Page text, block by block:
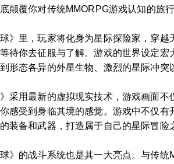
颠覆你对传统MMORPG游戏认知的旅行
》里，玩家将化身为星际探险家，穿
待你去征服与了解。游戏的世界设定
到形态各异的外星生物、激烈的星际冲
》采用最新的虚拟现实技术，游戏画面
感受到身临其境的感觉。游戏中不仅
装备和武器，打造属于自己的星际冒险
》的战斗系统也是其一大亮点。与传